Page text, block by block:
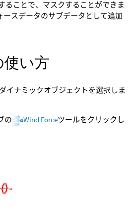
ることで、マスクすることができま
ースデータのサブデータとして追加
使い方
イナミックオブジェクトを選択しま
の Wind Forceツールをクリックし